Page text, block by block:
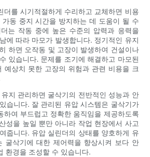
더를 시기적절하게 수리하고 교체하면 비용
동 중지 시간을 방지하는 데 도움이 될 수
는 작동 중에 높은 수준의 압력과 응력을
에 따라 마모가 발생합니다. 정기적인 유지
하면 오작동 및 고장이 발생하여 건설이나
있습니다. 문제를 조기에 해결하고 마모된
예상치 못한 고장의 위험과 관련 비용을 크
지 관리하면 굴삭기의 전반적인 성능과 안
습니다. 잘 관리된 유압 시스템은 굴삭기가
하여 부드럽고 정확한 움직임을 제공하도록
성을 높일 뿐만 아니라 작업 현장에서 사고
줍니다. 유압 실린더의 상태를 양호하게 유
굴삭기에 대한 제어력을 향상시켜 보다 안
환경을 조성할 수 있습니다.